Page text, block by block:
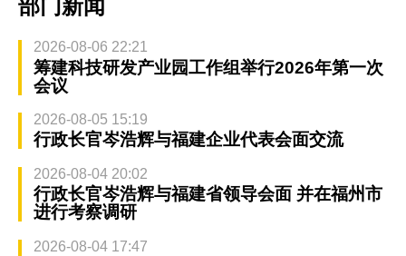
部门新闻
2026-08-06 22:21
筹建科技研发产业园工作组举行2026年第一次
会议
2026-08-05 15:19
行政长官岑浩辉与福建企业代表会面交流
2026-08-04 20:02
行政长官岑浩辉与福建省领导会面 并在福州市
进行考察调研
2026-08-04 17:47